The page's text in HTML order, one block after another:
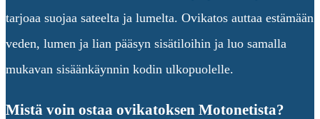
tarjoaa suojaa sateelta ja lumelta. Ovikatos auttaa estämään
veden, lumen ja lian pääsyn sisätiloihin ja luo samalla
mukavan sisäänkäynnin kodin ulkopuolelle.
Mistä voin ostaa ovikatoksen Motonetista?